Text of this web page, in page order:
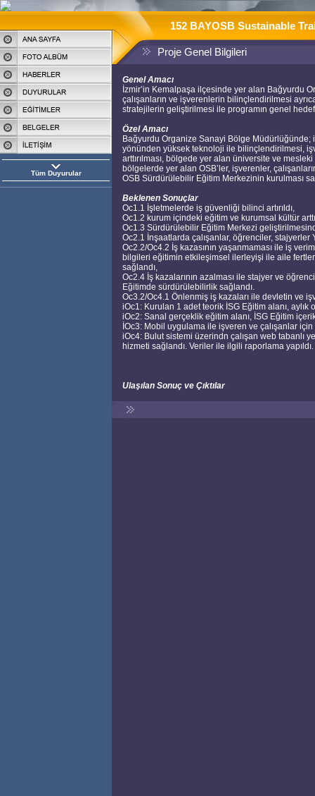
Tüm Duyurular
152 BAYOSB Sustainable
Proje Genel Bilgileri
Genel Amacı
İzmir’in Kemalpaşa ilçesinde yer alan Bağyurdu
çalışanların ve işverenlerin bilinçlendirilmesi
stratejilerin geliştirilmesi ile programın genel
Özel Amacı
Bağyurdu Organize Sanayi Bölge Müdürlüğünde;
yönünden yüksek teknoloji ile bilinçlendirilmesi,
arttırılması, bölgede yer alan üniversite ve
bölgelerde yer alan OSB’ler, işverenler,
OSB Sürdürülebilir Eğitim Merkezinin kurulması
Beklenen Sonuçlar
Oc1.1 İşletmelerde iş güvenliği bilinci artırıldı,
Oc1.2 kurum içindeki eğitim ve kurumsal kültür
Oc1.3 Sürdürülebilir Eğitim Merkezi
Oc2.1 İnşaatlarda çalışanlar, öğrenciler, stajyerler
Oc2.2/Oc4.2 İş kazasının yaşanmaması ile iş
bilgileri eğitimin etkileşimsel ilerleyişi ile aile
sağlandı,
Oc2.4 İş kazalarının azalması ile stajyer ve
Eğitimde sürdürülebilirlik sağlandı.
Oc3.2/Oc4.1 Önlenmiş iş kazaları ile devletin ve
iOc1: Kurulan 1 adet teorik İSG Eğitim alanı, aylık
iOc2: Sanal gerçeklik eğitim alanı, İSG Eğitim
İOc3: Mobil uygulama ile işveren ve çalışanlar
iOc4: Bulut sistemi üzerindn çalışan web tabanlı
hizmeti sağlandı. Veriler ile ilgili raporlama yapıldı.
Ulaşılan Sonuç ve Çıktılar